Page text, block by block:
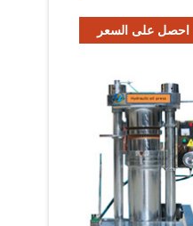
احصل على السعر